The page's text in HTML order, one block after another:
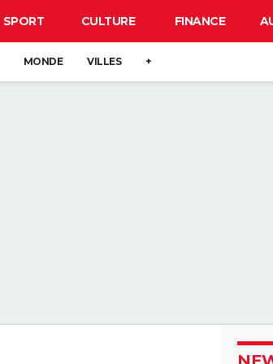
SPORT CULTURE FINANCE
MONDE VILLES +